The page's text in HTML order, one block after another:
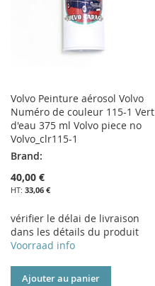
Volvo Peinture aérosol Volvo
Numéro de couleur 115-1 Vert
d'eau 375 ml Volvo piece no
Volvo_clr115-1
Brand:
40,00 €
33,06 €
vérifier le délai de livraison
dans les détails du produit
Voorraad info
Ajouter au panier